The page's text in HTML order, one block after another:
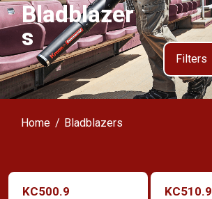
Bladblazer
s
Filters
Home
Bladblazers
KC500.9 KC510.9